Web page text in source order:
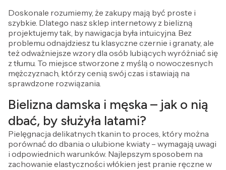
Doskonale rozumiemy, że zakupy mają być proste i
szybkie. Dlatego nasz sklep internetowy z bielizną
projektujemy tak, by nawigacja była intuicyjna. Bez
problemu odnajdziesz tu klasyczne czernie i granaty, ale
też odważniejsze wzory dla osób lubiących wyróżniać się
z tłumu. To miejsce stworzone z myślą o nowoczesnych
mężczyznach, którzy cenią swój czas i stawiają na
sprawdzone rozwiązania.
Bielizna damska i męska – jak o nią
dbać, by służyła latami?
Pielęgnacja delikatnych tkanin to proces, który można
porównać do dbania o ulubione kwiaty – wymagają uwagi
i odpowiednich warunków. Najlepszym sposobem na
zachowanie elastyczności włókien jest pranie ręczne w